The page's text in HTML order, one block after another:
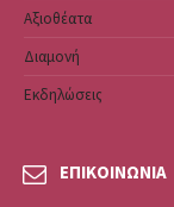
Αξιοθέατα
Διαμονή
Εκδηλώσεις
ΕΠΙΚΟΙΝΩΝΙΑ